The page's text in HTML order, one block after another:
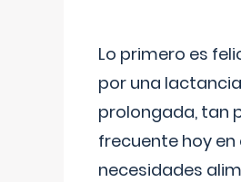
Lo primero es
por una lactancia
prolongada, tan
frecuente hoy en
necesidades